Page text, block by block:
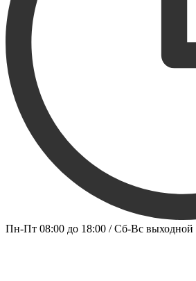
Пн-Пт 08:00 до 18:00 / Сб-Вс выходной